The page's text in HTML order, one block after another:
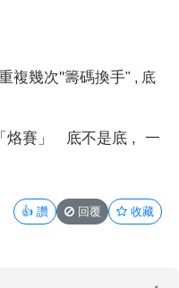
複幾次''籌碼換手" , 底
賽」 底不是底 , 一
👍 讚 回覆 收藏